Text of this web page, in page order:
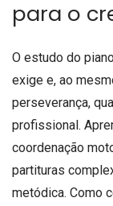
para o
O estudo do
exige e, ao
perseverança,
profissional.
coordenação
partituras
metódica. Como